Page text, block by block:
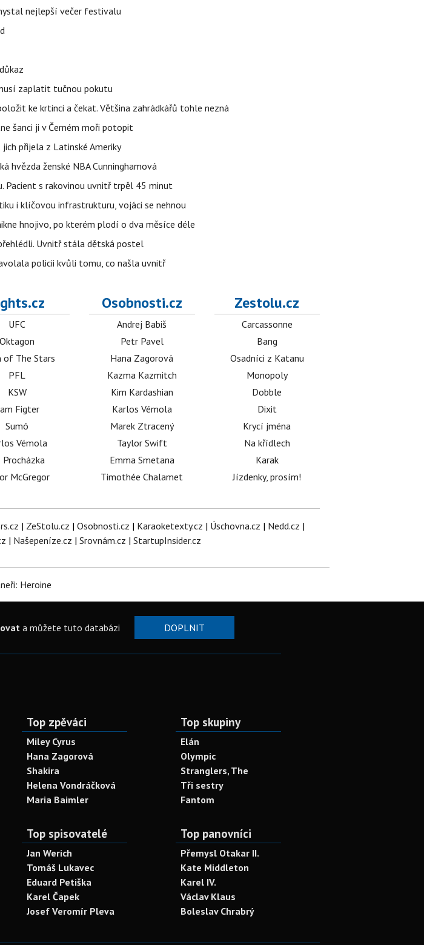
nejlepší večer festivalu
zaplatit tučnou pokutu
ke krtinci a čekat. Většina zahrádkářů tohle nezná
šanci ji v Černém moři potopit
přijela z Latinské Ameriky
hvězda ženské NBA Cunninghamová
Pacient s rakovinou uvnitř trpěl 45 minut
i klíčovou infrastrukturu, vojáci se nehnou
hnojivo, po kterém plodí o dva měsíce déle
Uvnitř stála dětská postel
policii kvůli tomu, co našla uvnitř
UFC
Oktagon
of The Stars
PFL
KSW
Figter
Sumó
Vémola
Procházka
McGregor
Osobnosti.cz
Andrej Babiš
Petr Pavel
Hana Zagorová
Kazma Kazmitch
Kim Kardashian
Karlos Vémola
Marek Ztracený
Taylor Swift
Emma Smetana
Timothée Chalamet
Zestolu.cz
Carcassonne
Bang
Osadníci z Katanu
Monopoly
Dobble
Dixit
Krycí jména
Na křídlech
Karak
Jízdenky, prosím!
| ZeStolu.cz | Osobnosti.cz | Karaoketexty.cz | Úschovna.cz | Nedd.cz |
| Našepeníze.cz | Srovnám.cz | StartupInsider.cz
Heroine
a můžete tuto databázi DOPLNIT
Top zpěváci
Miley Cyrus
Hana Zagorová
Shakira
Helena Vondráčková
Maria Baimler
Top skupiny
Elán
Olympic
Stranglers, The
Tři sestry
Fantom
Top spisovatelé
Jan Werich
Tomáš Lukavec
Eduard Petiška
Karel Čapek
Josef Veromír Pleva
Top panovníci
Přemysl Otakar II.
Kate Middleton
Karel IV.
Václav Klaus
Boleslav Chrabrý